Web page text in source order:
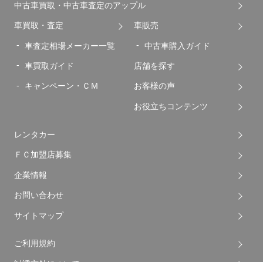
中古車買取・中古車査定のアップル
車買取・査定
車査定相場メーカー一覧
車買取ガイド
キャンペーン・ＣＭ
車販売
中古車購入ガイド
店舗を探す
お客様の声
お役立ちコンテンツ
レンタカー
ＦＣ加盟店募集
企業情報
お問い合わせ
サイトマップ
ご利用規約